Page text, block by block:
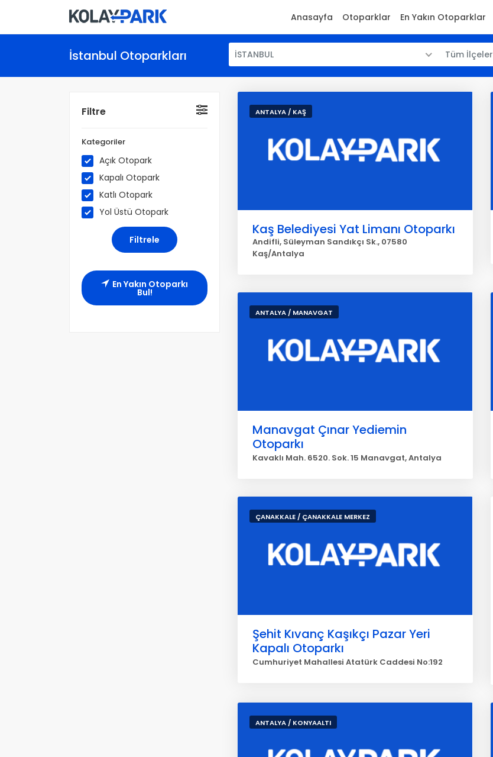
Anasayfa Otoparklar En Yakın Otoparklar
İstanbul Otoparkları İSTANBUL Tüm İlçeler
Filtre
Kategoriler
Açık Otopark
Kapalı Otopark
Katlı Otopark
Yol Üstü Otopark
En Yakın Otoparkı
Bul!
ANTALYA / KAŞ
Kaş Belediyesi Yat Limanı Otoparkı
Andifli, Süleyman Sandıkçı Sk., 07580
Kaş/Antalya
ANTALYA / MANAVGAT
Manavgat Çınar Yediemin
Otoparkı
Kavaklı Mah. 6520. Sok. 15 Manavgat, Antalya
ÇANAKKALE / ÇANAKKALE MERKEZ
Şehit Kıvanç Kaşıkçı Pazar Yeri
Kapalı Otoparkı
Cumhuriyet Mahallesi Atatürk Caddesi No:192
ANTALYA / KONYAALTI